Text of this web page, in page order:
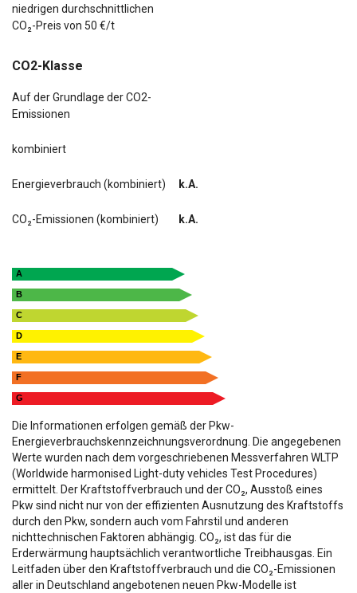
niedrigen durchschnittlichen
CO₂-Preis von 50 €/t
CO2-Klasse
Auf der Grundlage der CO2-
Emissionen
kombiniert
Energieverbrauch (kombiniert) k.A.
CO₂-Emissionen (kombiniert) k.A.
A
B
C
D
E
F
G
Die Informationen erfolgen gemäß der Pkw-
Energieverbrauchskennzeichnungsverordnung. Die angegebenen
Werte wurden nach dem vorgeschriebenen Messverfahren WLTP
(Worldwide harmonised Light-duty vehicles Test Procedures)
ermittelt. Der Kraftstoffverbrauch und der CO₂, Ausstoß eines
Pkw sind nicht nur von der effizienten Ausnutzung des Kraftstoffs
durch den Pkw, sondern auch vom Fahrstil und anderen
nichttechnischen Faktoren abhängig. CO₂, ist das für die
Erderwärmung hauptsächlich verantwortliche Treibhausgas. Ein
Leitfaden über den Kraftstoffverbrauch und die CO₂-Emissionen
aller in Deutschland angebotenen neuen Pkw-Modelle ist